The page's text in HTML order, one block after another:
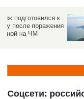
Новая атака,
по свету,
мосту,
произошло в
Соцсети: